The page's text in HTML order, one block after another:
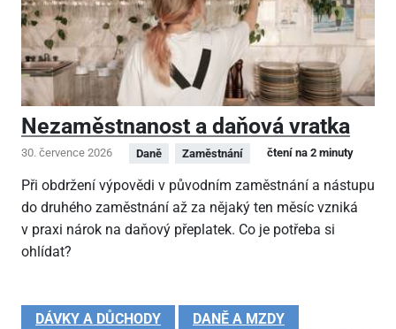
Nezaměstnanost a daňová vratka
30. července 2026 Daně Zaměstnání čtení na 2 minuty
Při obdržení výpovědi v původním zaměstnání a nástupu
do druhého zaměstnání až za nějaký ten měsíc vzniká
v praxi nárok na daňový přeplatek. Co je potřeba si
ohlídat?
DÁVKY A DŮCHODY DANĚ A MZDY